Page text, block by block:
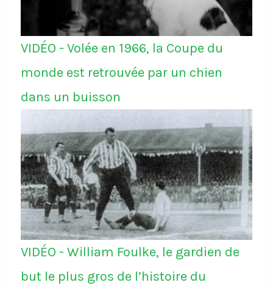
VIDÉO - Volée en 1966, la Coupe du
monde est retrouvée par un chien
dans un buisson
VIDÉO - William Foulke, le gardien de
but le plus gros de l’histoire du